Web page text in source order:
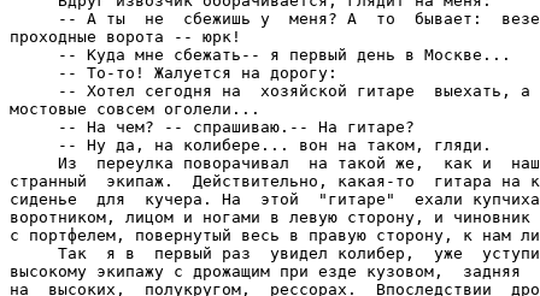
-- А ты  не  сбежишь у  меня? А  то  бывает:
проходные ворота -- юрк!
     -- Куда мне сбежать-- я первый день в Москве...
     -- То-то! Жалуется на дорогу:
-- Хотел сегодня на  хозяйской гитаре  выехать, а
мостовые совсем оголели...
     -- На чем? -- спрашиваю.-- На гитаре?
     -- Ну да, на колибере... вон на таком, гляди.
Из  переулка поворачивал  на такой же,  как и
странный  экипаж.  Действительно, какая-то  гитара на
сиденье  для  кучера. На  этой  "гитаре"  ехали
воротником, лицом и ногами в левую сторону, и
с портфелем, повернутый весь в правую сторону, к нам
Так  я в  первый раз  увидел колибер,  уже
высокому экипажу с дрожащим при езде кузовом,  задняя
на  высоких,  полукругом,  рессорах.  Впоследствии